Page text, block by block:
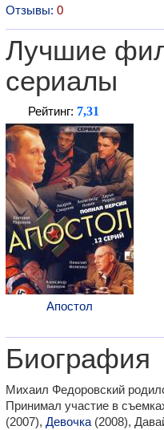
Отзывы: 0
Лучшие
сериалы
Рейтинг: 7,31
Апостол
Биография
Михаил Федоровский
Принимал участие в
(2007), Девочка (2008),